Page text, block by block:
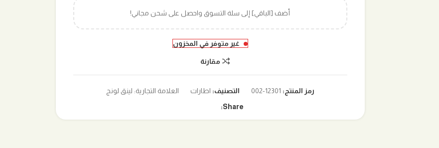
أضف [الباقي] إلى سلة التسوق واحصل على شحن مجاني!
غير متوفر في المخزون
مقارنة
رمز المنتج: 12301-002 التصنيف: اطارات العلامة التجارية: لينق لونج
Share: